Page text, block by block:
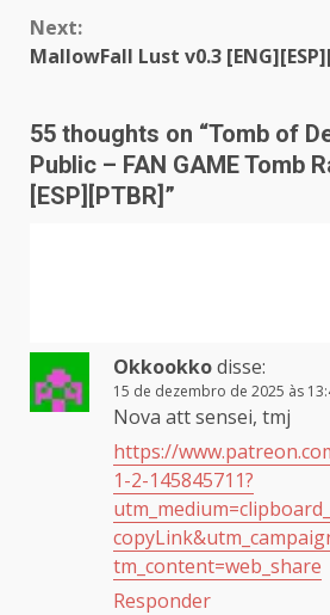
Next:
MallowFall Lust v0.3
55 thoughts on “Tomb of
Public – FAN GAME Tomb
[ESP][PTBR] ”
Okkookkodisse:
15 de dezembro de 2025 às
Nova att sensei, tmj
https://
1-2-145845711?
tm_content=web_share
Responder